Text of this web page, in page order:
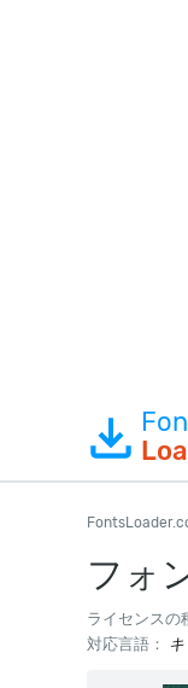
フォ
ライセンスの
対応言語：